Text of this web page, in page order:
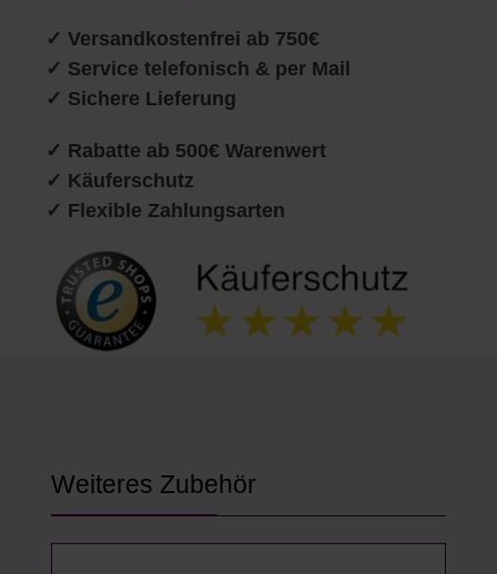
✓ Versandkostenfrei ab 750€
✓ Service telefonisch & per Mail
✓ Sichere Lieferung
✓ Rabatte ab 500€ Warenwert
✓ Käuferschutz
✓ Flexible Zahlungsarten
Produktgalerie überspringen
Weiteres Zubehör